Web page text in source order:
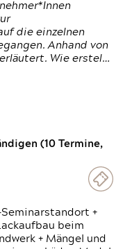
die einzelnen
Anhand von
Wie erstel…
(10 Termine,
Seminarstandort +
beim
+ Mängel und